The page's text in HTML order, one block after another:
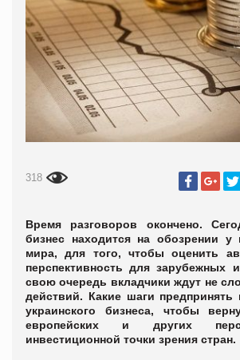
318
Время разговоров окончено.
бизнес находится на обозрении у
мира, для того, чтобы оценить
перспективность для зарубежных
свою очередь вкладчики ждут не
действий. Какие шаги предпринять
украинского бизнеса, чтобы
европейских и других
инвестиционной точки зрения стран.